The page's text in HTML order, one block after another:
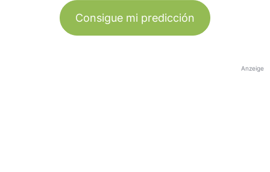
Consigue mi predicción
Anzeige